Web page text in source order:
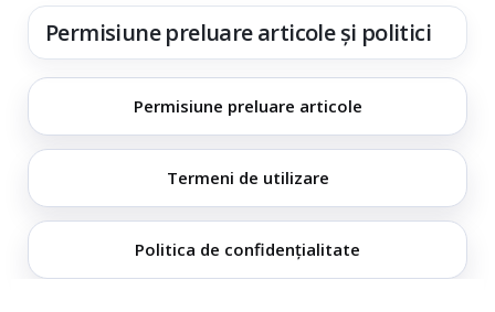
Permisiune preluare articole și politici
Permisiune preluare articole
Termeni de utilizare
Politica de confidențialitate